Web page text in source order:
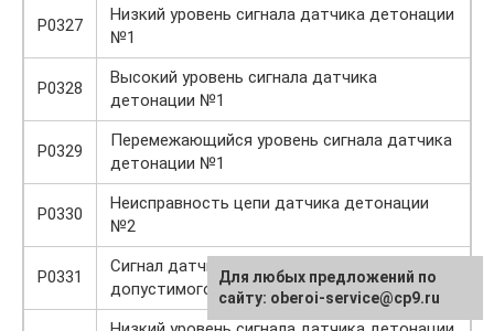
P0327
Низкий уровень сигнала датчика детонации
№1
P0328
Высокий уровень сигнала датчика
детонации №1
P0329
Перемежающийся уровень сигнала датчика
детонации №1
P0330
Неисправность цепи датчика детонации
№2
P0331
Сигнал датчика детонации №2 вне
допустимого диапазона
Для любых предложений по
сайту: oberoi-service@cp9.ru